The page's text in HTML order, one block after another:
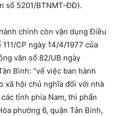
số 5201/BTNMT-ĐĐ).
chính còn vận dụng Điều
CP ngày 14/4/1977 của
văn số 82/UB ngày
Bình: “vể việc ban hành
xã hội chủ nghĩa đối với nhà
tỉnh phía Nam, thì phẩn
phường 6, quận Tản Binh,